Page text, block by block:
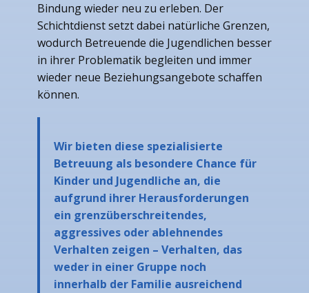
Bindung wieder neu zu erleben. Der
Schichtdienst setzt dabei natürliche Grenzen,
wodurch Betreuende die Jugendlichen besser
in ihrer Problematik begleiten und immer
wieder neue Beziehungsangebote schaffen
können.
Wir bieten diese spezialisierte
Betreuung als besondere Chance für
Kinder und Jugendliche an, die
aufgrund ihrer Herausforderungen
ein grenzüberschreitendes,
aggressives oder ablehnendes
Verhalten zeigen – Verhalten, das
weder in einer Gruppe noch
innerhalb der Familie ausreichend